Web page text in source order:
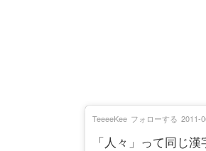
「人々」って同じ
TeeeeKee フォローする 2011-